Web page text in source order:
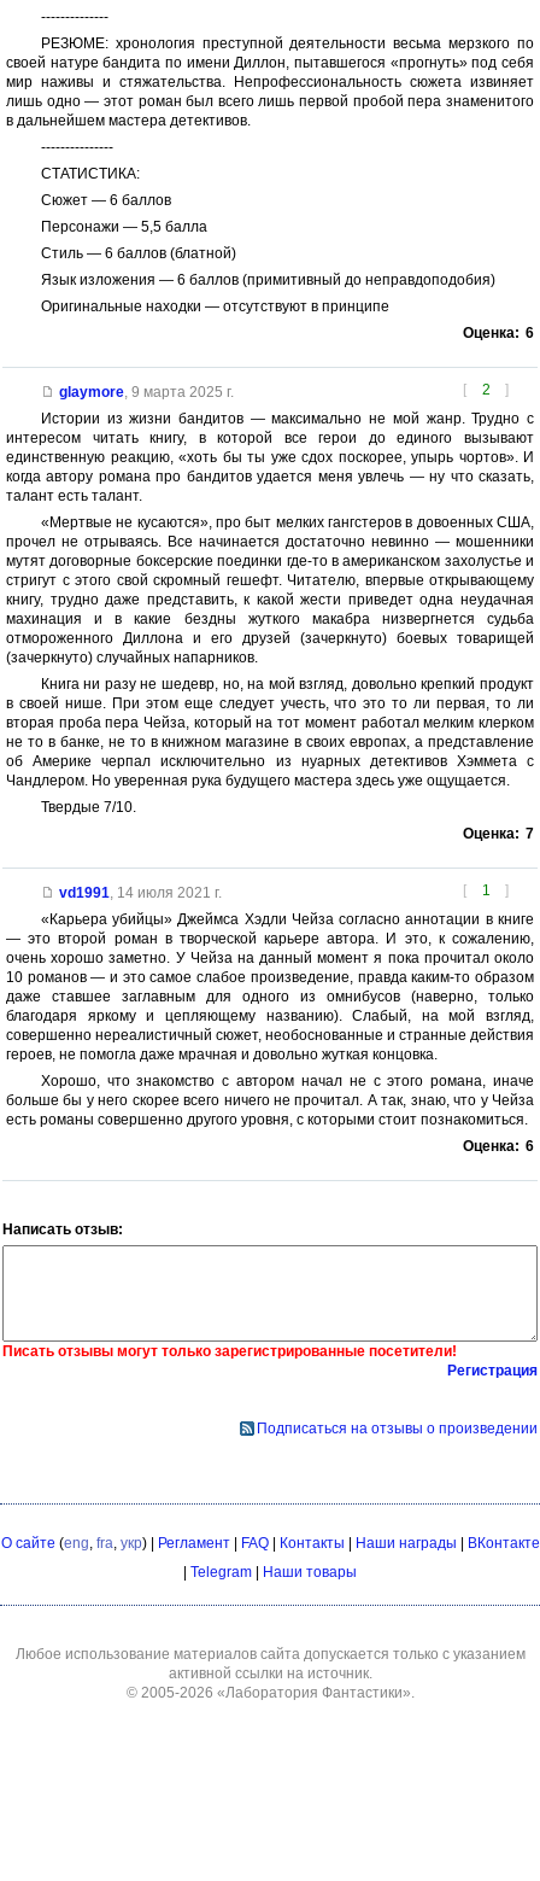
--------------
РЕЗЮМЕ: хронология преступной деятельности весьма мерзкого по
своей натуре бандита по имени Диллон, пытавшегося «прогнуть» под себя
мир наживы и стяжательства. Непрофессиональность сюжета извиняет
лишь одно — этот роман был всего лишь первой пробой пера знаменитого
в дальнейшем мастера детективов.
---------------
СТАТИСТИКА:
Сюжет — 6 баллов
Персонажи — 5,5 балла
Стиль — 6 баллов (блатной)
Язык изложения — 6 баллов (примитивный до неправдоподобия)
Оригинальные находки — отсутствуют в принципе
Оценка: 6
[ 2 ]
glaymore, 9 марта 2025 г.
Истории из жизни бандитов — максимально не мой жанр. Трудно с
интересом читать книгу, в которой все герои до единого вызывают
единственную реакцию, «хоть бы ты уже сдох поскорее, упырь чортов». И
когда автору романа про бандитов удается меня увлечь — ну что сказать,
талант есть талант.
«Мертвые не кусаются», про быт мелких гангстеров в довоенных США,
прочел не отрываясь. Все начинается достаточно невинно — мошенники
мутят договорные боксерские поединки где-то в американском захолустье и
стригут с этого свой скромный гешефт. Читателю, впервые открывающему
книгу, трудно даже представить, к какой жести приведет одна неудачная
махинация и в какие бездны жуткого макабра низвергнется судьба
отмороженного Диллона и его друзей (зачеркнуто) боевых товарищей
(зачеркнуто) случайных напарников.
Книга ни разу не шедевр, но, на мой взгляд, довольно крепкий продукт
в своей нише. При этом еще следует учесть, что это то ли первая, то ли
вторая проба пера Чейза, который на тот момент работал мелким клерком
не то в банке, не то в книжном магазине в своих европах, а представление
об Америке черпал исключительно из нуарных детективов Хэммета с
Чандлером. Но уверенная рука будущего мастера здесь уже ощущается.
Твердые 7/10.
Оценка: 7
[ 1 ]
vd1991 14 июля 2021 г.
«Карьера убийцы» Джеймса Хэдли Чейза согласно аннотации в книге
— это второй роман в творческой карьере автора. И это, к сожалению,
очень хорошо заметно. У Чейза на данный момент я пока прочитал около
10 романов — и это самое слабое произведение, правда каким-то образом
даже ставшее заглавным для одного из омнибусов (наверно, только
благодаря яркому и цепляющему названию). Слабый, на мой взгляд,
совершенно нереалистичный сюжет, необоснованные и странные действия
героев, не помогла даже мрачная и довольно жуткая концовка.
Хорошо, что знакомство с автором начал не с этого романа, иначе
больше бы у него скорее всего ничего не прочитал. А так, знаю, что у Чейза
есть романы совершенно другого уровня, с которыми стоит познакомиться.
Оценка: 6
Написать отзыв:
Писать отзывы могут только зарегистрированные посетители!
Регистрация
Подписаться на отзывы о произведении
О сайте (eng fra укр) | Регламент| FAQ| Контакты | Наши награды | ВКонтакте
| Telegram | Наши товары
Любое использование материалов сайта допускается только с указанием
активной ссылки на источник.
© 2005-2026 «Лаборатория Фантастики»